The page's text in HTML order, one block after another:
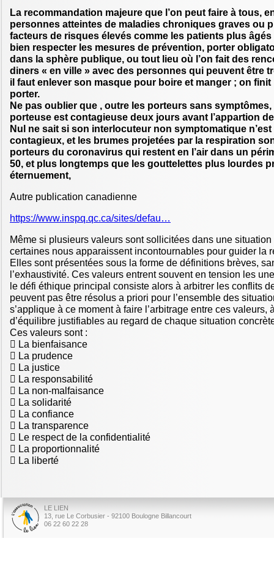
La recommandation majeure que l’on peut faire à tous,
personnes atteintes de maladies chroniques graves ou
facteurs de risques élevés comme les patients plus
bien respecter les mesures de prévention, porter
dans la sphère publique, ou tout lieu où l’on fait des
diners « en ville » avec des personnes qui peuvent être
il faut enlever son masque pour boire et manger ; on
porter.
Ne pas oublier que , outre les porteurs sans
porteuse est contagieuse deux jours avant l’appartion
Nul ne sait si son interlocuteur non symptomatique n’est
contagieux, et les brumes projetées par la respiration
porteurs du coronavirus qui restent en l’air dans un
50, et plus longtemps que les gouttelettes plus lourdes
éternuement,
Autre publication canadienne
https://www.inspq.qc.ca/sites/defau…
Même si plusieurs valeurs sont sollicitées dans une
certaines nous apparaissent incontournables pour guider la
Elles sont présentées sous la forme de définitions brèves,
l’exhaustivité. Ces valeurs entrent souvent en tension les
le défi éthique principal consiste alors à arbitrer les conflits
peuvent pas être résolus a priori pour l’ensemble des
s’applique à ce moment à faire l’arbitrage entre ces valeurs,
d’équilibre justifiables au regard de chaque situation
Ces valeurs sont :
 La bienfaisance
 La prudence
 La justice
 La responsabilité
 La non-malfaisance
 La solidarité
 La confiance
 La transparence
 Le respect de la confidentialité
 La proportionnalité
 La liberté
LE LIEN
13, rue Le Corbusier - 92100 Boulogne Billancourt
06 22 60 22 28